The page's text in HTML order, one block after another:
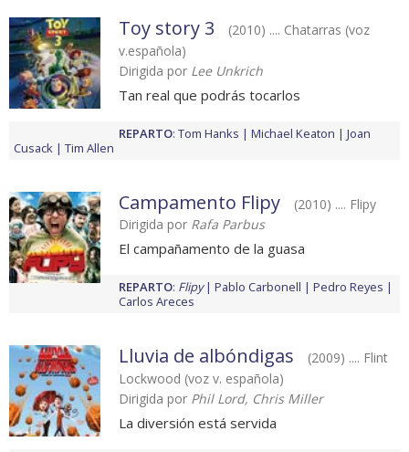
Toy story 3
(2010) .... Chatarras (voz
v.española)
Dirigida por Lee Unkrich
Tan real que podrás tocarlos
REPARTO: Tom Hanks Michael Keaton
Joan
Cusack
Tim Allen
Campamento Flipy
(2010) .... Flipy
Dirigida por Rafa Parbus
El campañamento de la guasa
REPARTO: Flipy Pablo Carbonell
Pedro Reyes
Carlos Areces
Lluvia de albóndigas
(2009) .... Flint
Lockwood (voz v. española)
Dirigida por Phil Lord, Chris Miller
La diversión está servida